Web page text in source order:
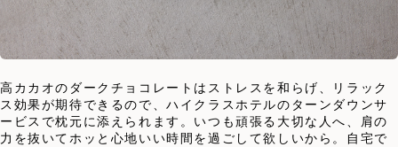
高カカオのダークチョコレートはストレスを和らげ、リラック
ス効果が期待できるので、ハイクラスホテルのターンダウンサ
ービスで枕元に添えられます。いつも頑張る大切な人へ、肩の
力を抜いてホッと心地いい時間を過ごして欲しいから。自宅で